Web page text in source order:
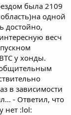
была 2109
одной
достойно,
весч
у хонды.
в зависимости
- Ответил, что
нет :lol: